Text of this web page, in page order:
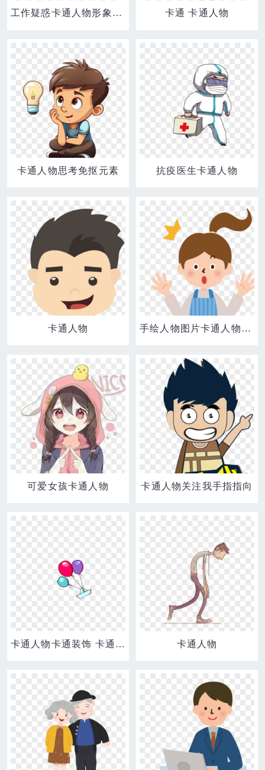
工作疑惑卡通人物形象元素 卡通 卡通人物
卡通人物思考免抠元素 抗疫医生卡通人物
卡通人物 手绘人物图片卡通人物图片 卡通可爱女生
可爱女孩卡通人物 卡通人物关注我手指指向
卡通人物卡通装饰 卡通手绘气球 卡通人物